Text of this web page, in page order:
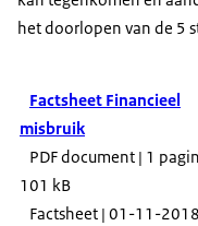
het doorlopen van de 5
Factsheet Financieel
misbruik
PDF document | 1
101 kB
Factsheet | 01-11-2018